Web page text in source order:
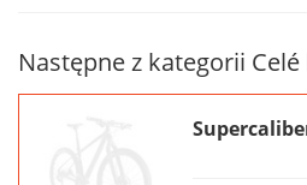
Następne z kategorii